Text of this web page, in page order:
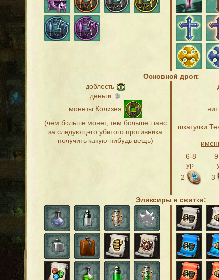
Основной дроп:
доблесть
деньги
монеты Колизея
(чем больше монет, тем больше шанс
за следующего убитого противника
получить какую-нибудь вещь)
шкатулки
6-8
ур.
2
3
Эликсиры и свитки: